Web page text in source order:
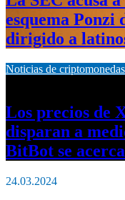
esquema Ponzi
dirigido a
Noticias de criptomonedas
Los precios de
disparan a
BitBot se
24.03.2024